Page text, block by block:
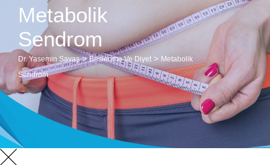
Metabolik
Sendrom
Dr. Yasemin Savaş>Beslenme Ve Diyet > Metabolik
Sendrom